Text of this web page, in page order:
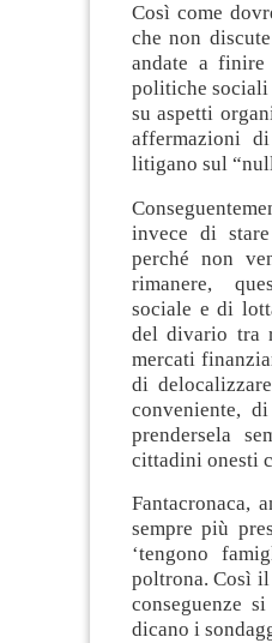
Così come
che non
andate a
politiche sociali
su aspetti
affermazioni
litigano sul
invece di
perché non
rimanere,
sociale e di
del divario tra
mercati
di
conveniente,
prendersela
cittadini onesti
Fantacronaca,
sempre più
‘tengono
poltrona. Così
conseguenze
dicano i